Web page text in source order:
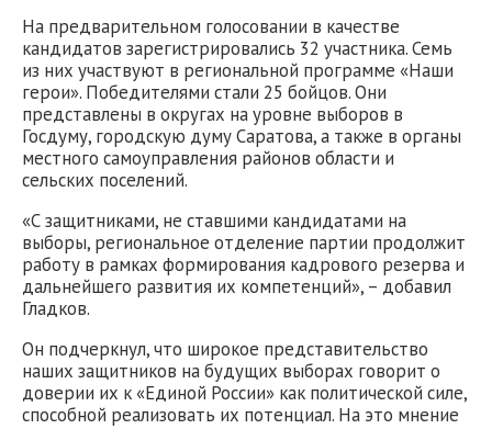
На предварительном голосовании в качестве
кандидатов зарегистрировались 32 участника. Семь
из них участвуют в региональной программе «Наши
герои». Победителями стали 25 бойцов. Они
представлены в округах на уровне выборов в
Госдуму, городскую думу Саратова, а также в органы
местного самоуправления районов области и
сельских поселений.
«С защитниками, не ставшими кандидатами на
выборы, региональное отделение партии продолжит
работу в рамках формирования кадрового резерва и
дальнейшего развития их компетенций», – добавил
Гладков.
Он подчеркнул, что широкое представительство
наших защитников на будущих выборах говорит о
доверии их к «Единой России» как политической силе,
способной реализовать их потенциал. На это мнение